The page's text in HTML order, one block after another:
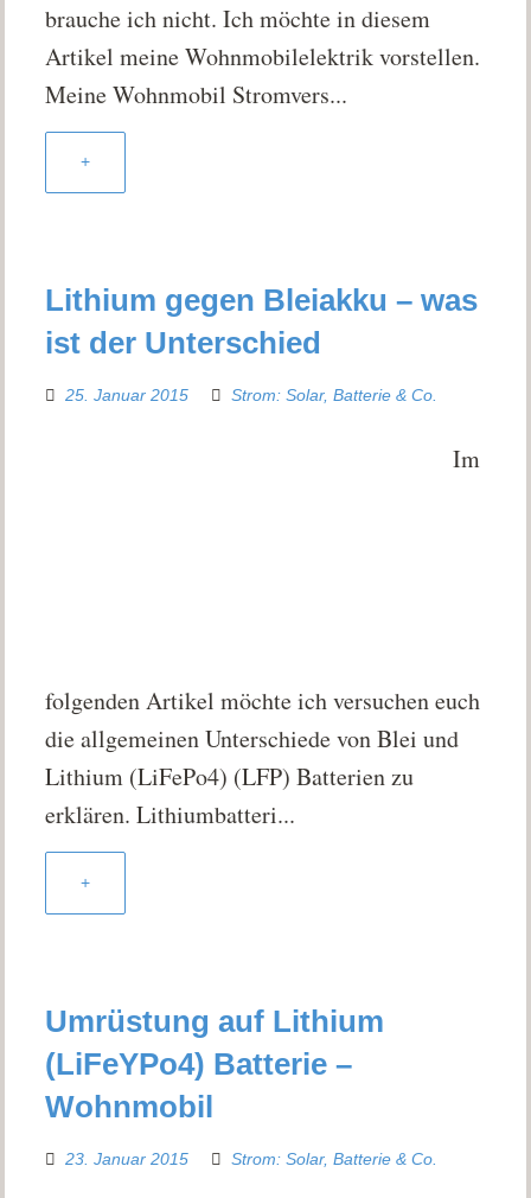
brauche ich nicht. Ich möchte in diesem
Artikel meine Wohnmobilelektrik vorstellen.
Meine Wohnmobil Stromvers...
+
Lithium gegen Bleiakku – was
ist der Unterschied
25. Januar 2015 Strom: Solar, Batterie & Co.
Im
folgenden Artikel möchte ich versuchen euch
die allgemeinen Unterschiede von Blei und
Lithium (LiFePo4) (LFP) Batterien zu
erklären. Lithiumbatteri...
+
Umrüstung auf Lithium
(LiFeYPo4) Batterie –
Wohnmobil
23. Januar 2015 Strom: Solar, Batterie & Co.